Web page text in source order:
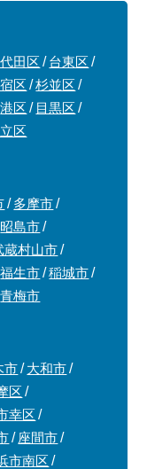
田区
台東区
区
杉並区
港区
目黒区
区
多摩市
昭島市
蔵村山市
福生市
稲城市
青梅市
市
大和市
区
幸区
座間市
市南区